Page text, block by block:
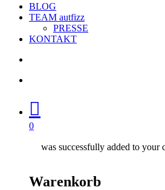
BLOG
TEAM autfizz
PRESSE
KONTAKT
0
was successfully added to your
Warenkorb